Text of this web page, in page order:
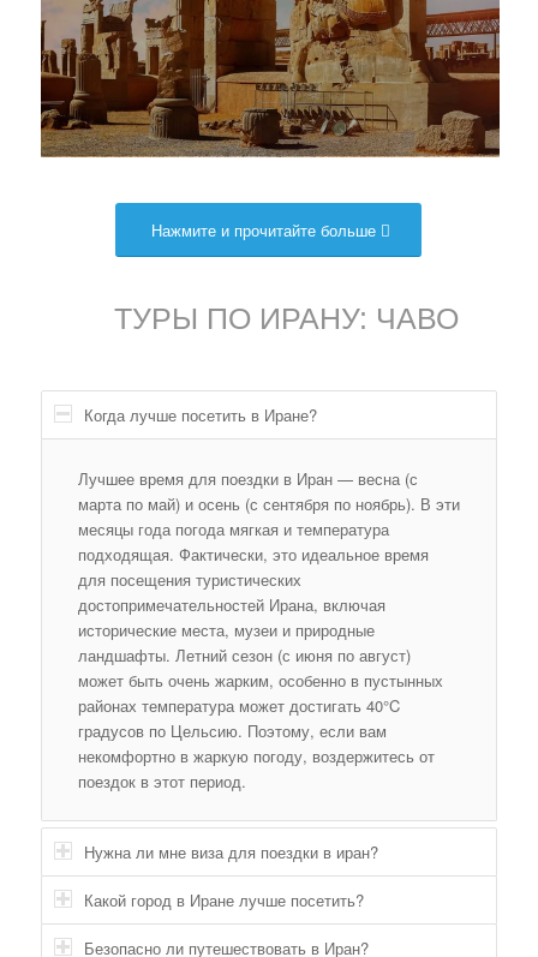
Нажмите и прочитайте больше
ТУРЫ ПО ИРАНУ: ЧАВО
Когда лучше посетить в Иране?
Лучшее время для поездки в Иран — весна (с
марта по май) и осень (с сентября по ноябрь). В эти
месяцы года погода мягкая и температура
подходящая. Фактически, это идеальное время
для посещения туристических
достопримечательностей Ирана, включая
исторические места, музеи и природные
ландшафты. Летний сезон (с июня по август)
может быть очень жарким, особенно в пустынных
районах температура может достигать 40°C
градусов по Цельсию. Поэтому, если вам
некомфортно в жаркую погоду, воздержитесь от
поездок в этот период.
Нужна ли мне виза для поездки в иран?
Какой город в Иране лучше посетить?
Безопасно ли путешествовать в Иран?